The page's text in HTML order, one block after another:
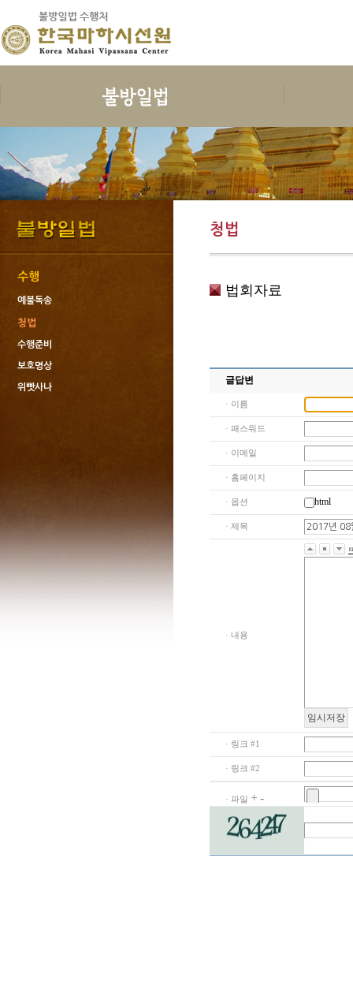
보시의 정의
보시의 이익
보시의 대상
보시의 청정
보시관련법문
지계
삼귀의
삼보공덕
불자예절
수행
예불독송
청법
보호명상
위빳사나
한국마하
인사말
연혁
오시는 길
수행
예불독송
청법
수행준비
보호명상
위빳사나
청법
법회자료
글답변
· 이름
· 패스워드
· 이메일
· 홈페이지
· 옵션 html
· 제목
· 내용
· 링크 #1
· 링크 #2
· 파일 +-